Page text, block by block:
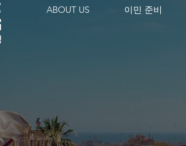
ABOUT US 이민 준비